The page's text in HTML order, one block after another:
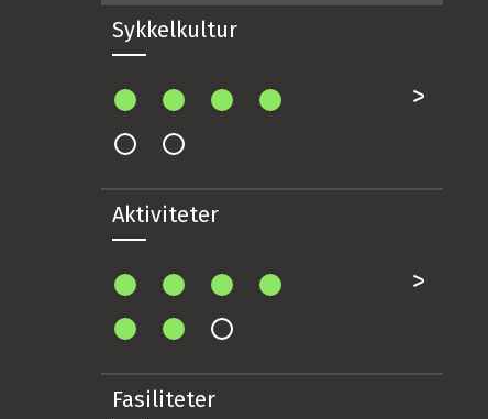
Sykkelkultur
Aktiviteter
Fasiliteter